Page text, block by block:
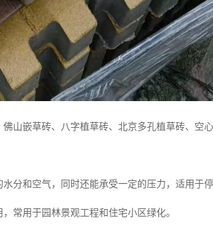
山嵌草砖、八字植草砖、北京多孔植草砖、空
分和空气，同时还能承受一定的压力，适用于
常用于园林景观工程和住宅小区绿化。